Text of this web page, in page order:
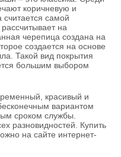
коричневую и
самой
на
черепица создана на
создается на основе
Такой вид покрытия
большим выбором
красивый и
вариантом
сроком службы.
разновидностей. Купить
на сайте интернет-